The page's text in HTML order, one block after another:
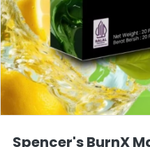
Spencer's BurnX